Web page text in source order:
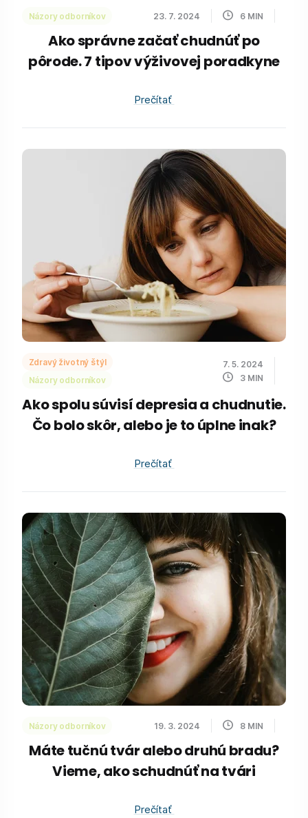
Názory odborníkov 23. 7. 2024 6 MIN
Ako správne začať chudnúť po
pôrode. 7 tipov výživovej poradkyne
Prečítať
Zdravý životný štýl
Názory odborníkov
7. 5. 2024
3 MIN
Ako spolu súvisí depresia a chudnutie.
Čo bolo skôr, alebo je to úplne inak?
Prečítať
Názory odborníkov 19. 3. 2024 8 MIN
Máte tučnú tvár alebo druhú bradu?
Vieme, ako schudnúť na tvári
Prečítať